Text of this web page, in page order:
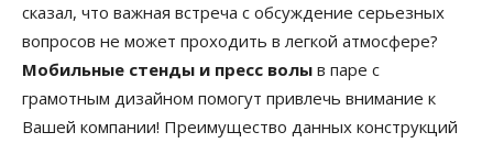
сказал, что важная встреча с обсуждение серьезных
вопросов не может проходить в легкой атмосфере?
Мобильные стенды и пресс волы в паре с
грамотным дизайном помогут привлечь внимание к
Вашей компании! Преимущество данных конструкций